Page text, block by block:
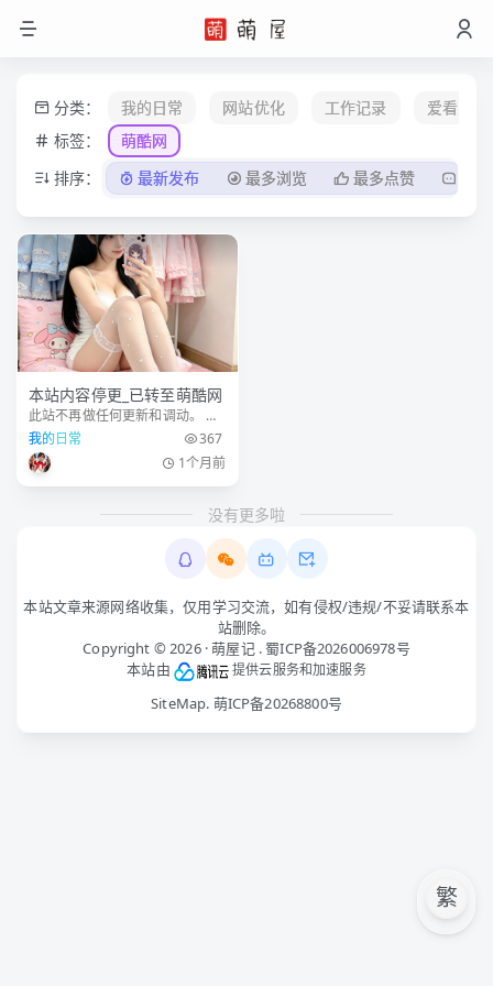
分类： 我的日常 网站优化 工作记录
爱看爱玩
标签：
萌酷网
排序：
最新发布 最多浏览 最多点赞
本站内容停更_已转至萌酷网
此站不再做任何更新和调动。 现
日常和工作相关的文章已转至萌
酷网 萌酷网个人博客 认准网址：
www.moekuu.com
我的日常
367
1个月前
没有更多啦
本站文章来源网络收集，仅用学习交流，如有侵权/违规/不妥请联系本
站删除。
Copyright © 2026 ·萌屋记. 蜀ICP备2026006978号
本站由
提供云服务和加速服务
SiteMap. 萌ICP备20268800号
繁